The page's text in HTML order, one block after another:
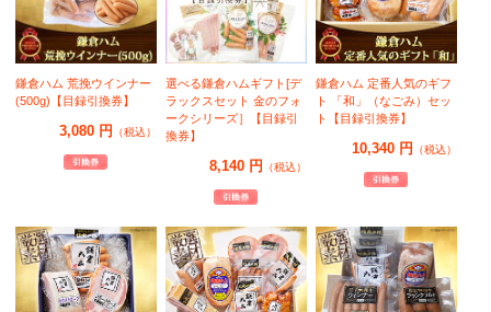
鎌倉ハム 荒挽ウインナー
(500g)【目録引換券】
3,080 円 （税込）
選べる鎌倉ハムギフト[デ
ラックスセット 金のフォ
ークシリーズ］【目録引
換券】
8,140 円 （税込）
鎌倉ハム 定番人気のギフ
ト 「和」（なごみ）セッ
ト【目録引換券】
10,340 円 （税込）